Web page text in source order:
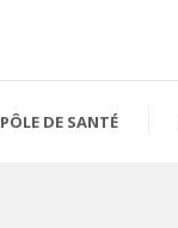
PÔLE DE SANTÉ